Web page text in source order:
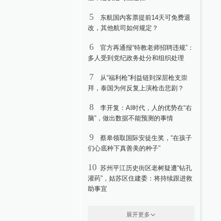
5
东航国内客票提前14天可免费退
改，其他航司如何规定？
6
官方再通报“特教老师招聘违规”：
多人受到党纪政务处分和组织处理
7
从“福利枪”利益链到深层枪支崇
拜，泰国为何反复上演枪击悲剧？
8
李开复：AI时代，人的优势在“右
脑”，做出数据不能预测的事情
9
蔡皋领取国际安徒生奖，“在孩子
们心底种下真善美的种子”
10 苏州平江历史街区老树疑遭“钻孔
灌药”，姑苏区住建委：将持续跟进救
助事宜
展开更多